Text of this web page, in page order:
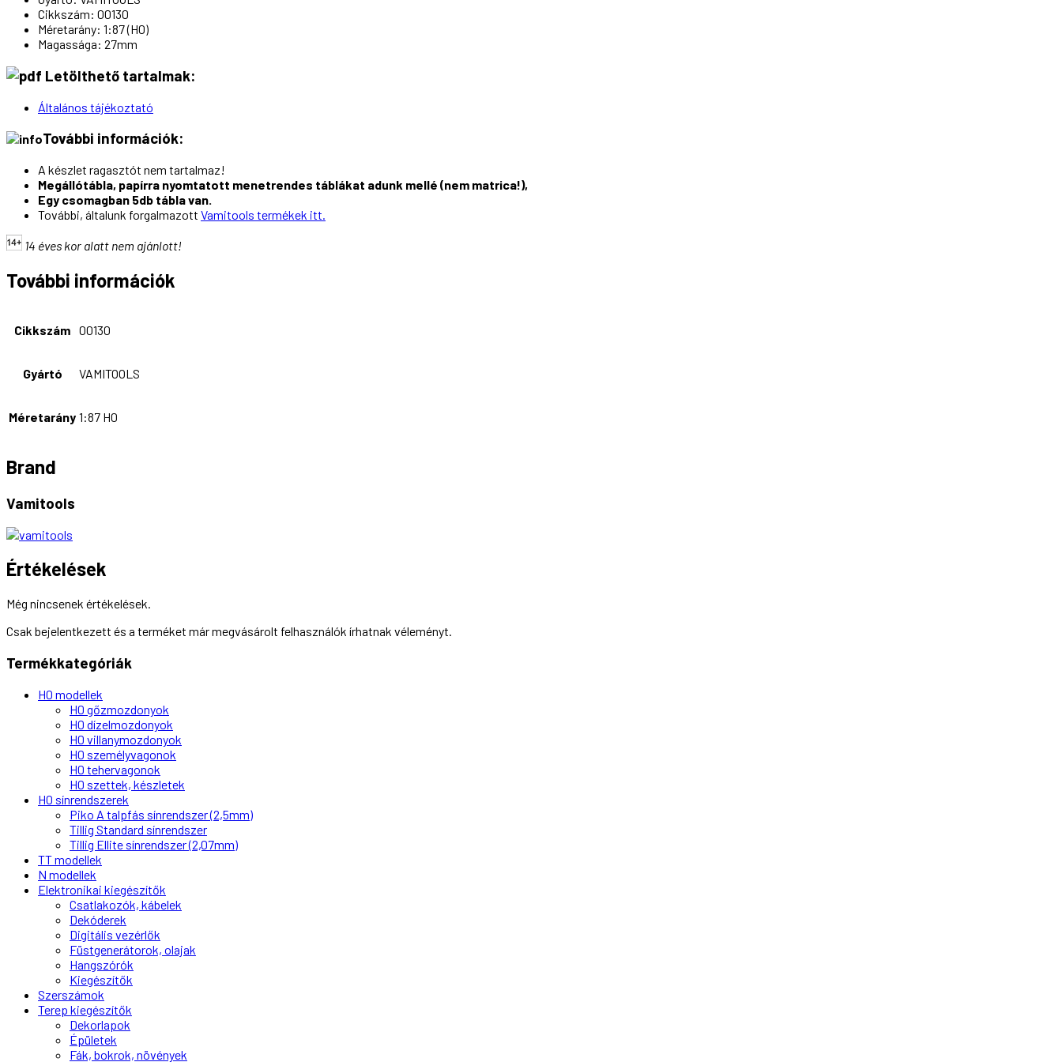
Cikkszám: 00130
Méretarány: 1:87 (H0)
Magassága: 27mm
Letölthető tartalmak:
Általános tájékoztató
További információk:
A készlet ragasztót nem tartalmaz!
Megállótábla, papírra nyomtatott menetrendes táblákat adunk mellé (nem matrica!),
Egy csomagban 5db tábla van.
További, általunk forgalmazott Vamitools termékek itt.
14 éves kor alatt nem ajánlott!
További információk
Cikkszám 00130
Gyártó VAMITOOLS
Méretarány 1:87 H0
Brand
Vamitools
Értékelések
Még nincsenek értékelések.
Csak bejelentkezett és a terméket már megvásárolt felhasználók írhatnak véleményt.
Termékkategóriák
H0 modellek
H0 gőzmozdonyok
H0 dízelmozdonyok
H0 villanymozdonyok
H0 személyvagonok
H0 tehervagonok
H0 szettek, készletek
H0 sínrendszerek
Piko A talpfás sínrendszer (2,5mm)
Tillig Standard sínrendszer
Tillig Ellite sínrendszer (2,07mm)
TT modellek
N modellek
Elektronikai kiegészítők
Csatlakozók, kábelek
Dekóderek
Digitális vezérlők
Füstgenerátorok, olajak
Hangszórók
Kiegészítők
Szerszámok
Terep kiegészítők
Dekorlapok
Épületek
Fák, bokrok, növények